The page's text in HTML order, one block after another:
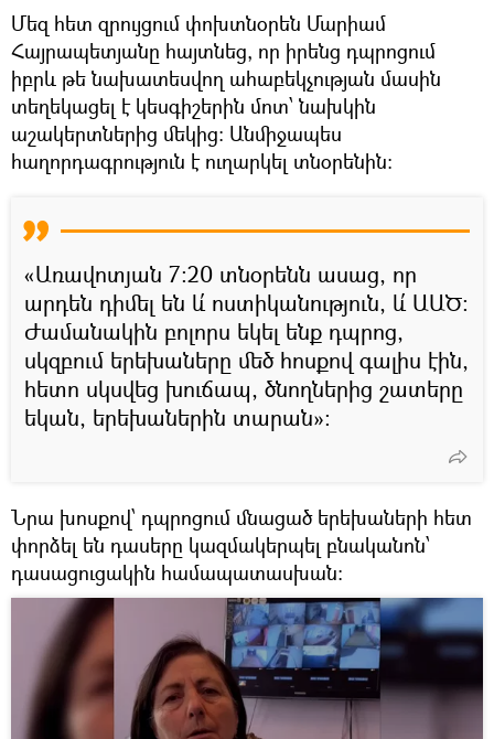
Մեզ հետ զրույցում փոխտնօրեն Մարիամ
Հայրապետյանը հայտնեց, որ իրենց դպրոցում
իբրև թե նախատեսվող ահաբեկչության մասին
տեղեկացել է կեսգիշերին մոտ՝ նախկին
աշակերտներից մեկից։ Անմիջապես
հաղորդագրություն է ուղարկել տնօրենին։
«Առավոտյան 7։20 տնօրենն ասաց, որ
արդեն դիմել են և՛ ոստիկանություն, և՛ ԱԱԾ։
Ժամանակին բոլորս եկել ենք դպրոց,
սկզբում երեխաները մեծ հոսքով գալիս էին,
հետո սկսվեց խուճապ, ծնողներից շատերը
եկան, երեխաներին տարան»։
Նրա խոսքով՝ դպրոցում մնացած երեխաների հետ
փորձել են դասերը կազմակերպել բնականոն՝
դասացուցակին համապատասխան։